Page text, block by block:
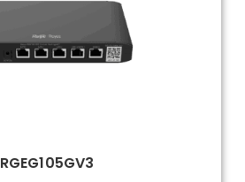
RGEG105GV3